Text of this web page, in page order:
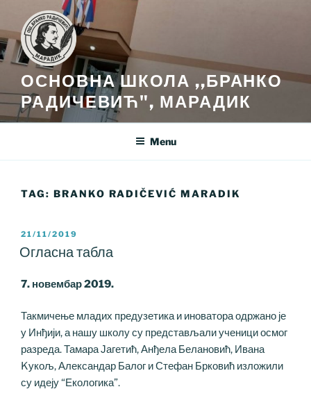
content
ОСНОВНА ШКОЛА ,,БРАНКО
РАДИЧЕВИЋ", МАРАДИК
Menu
TAG: BRANKO RADIČEVIĆ MARADIK
POSTED
ON
21/11/2019
Огласна табла
7. новембар 2019.
Такмичење младих предузетика и иноватора одржано је
у Инђији, а нашу школу су представљали ученици осмог
разреда. Тамара Јагетић, Анђела Белановић, Ивана
Kукољ, Александар Балог и Стефан Брковић изложили
су идеју “Екологика”.